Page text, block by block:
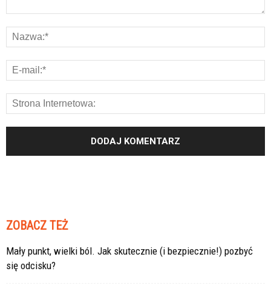
ZOBACZ TEŻ
Mały punkt, wielki ból. Jak skutecznie (i bezpiecznie!) pozbyć
się odcisku?